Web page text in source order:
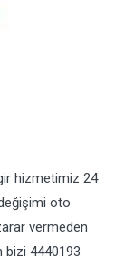
hizmetimiz 24
oto
vermeden
bizi 4440193